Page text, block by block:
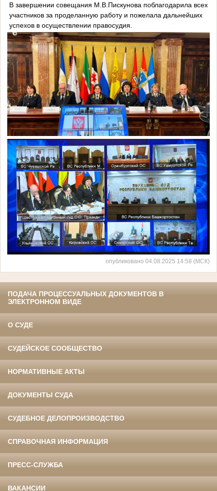
В завершении совещания М.В.Пискунова поблагодарила всех
участников за проделанную работу и пожелала дальнейших
успехов в осуществлении правосудия.
опубликовано 04.08.2025 14:58 (МСК)
ПОДАЧА ПРОЦЕССУАЛЬНЫХ ДОКУМЕНТОВ В
ЭЛЕКТРОННОМ ВИДЕ
О СУДЕ
СУДЕЙСКОЕ СООБЩЕСТВО
НОРМАТИВНЫЕ АКТЫ
ДОКУМЕНТЫ СУДА
СУДЕБНОЕ ДЕЛОПРОИЗВОДСТВО
СПРАВОЧНАЯ ИНФОРМАЦИЯ
ПРЕСС-СЛУЖБА
ВАКАНСИИ